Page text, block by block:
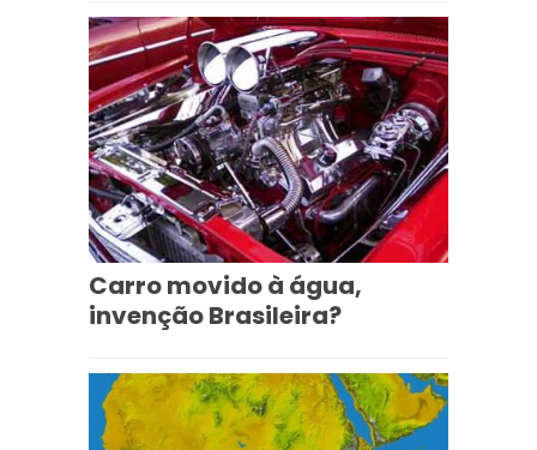
Carro movido à água,
invenção Brasileira?